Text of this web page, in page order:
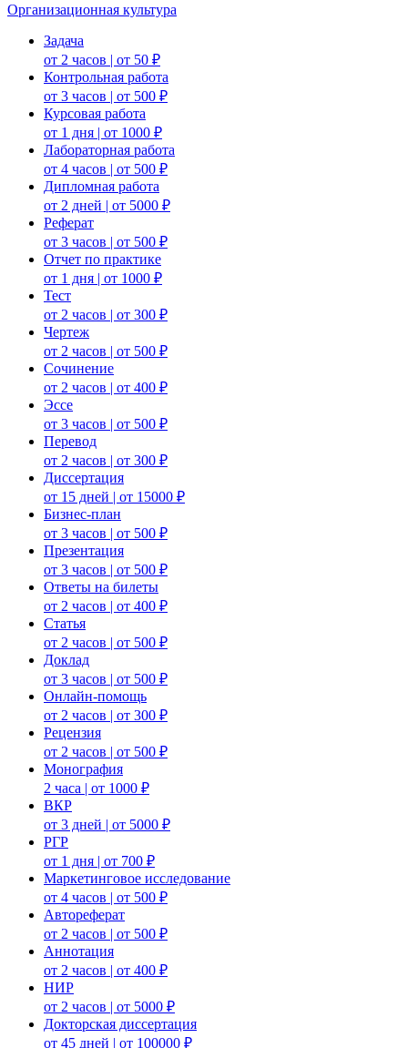
Организационная культура
Задача
от 2 часов | от 50 ₽
Контрольная работа
от 3 часов | от 500 ₽
Курсовая работа
от 1 дня | от 1000 ₽
Лабораторная работа
от 4 часов | от 500 ₽
Дипломная работа
от 2 дней | от 5000 ₽
Реферат
от 3 часов | от 500 ₽
Отчет по практике
от 1 дня | от 1000 ₽
Тест
от 2 часов | от 300 ₽
Чертеж
от 2 часов | от 500 ₽
Сочинение
от 2 часов | от 400 ₽
Эссе
от 3 часов | от 500 ₽
Перевод
от 2 часов | от 300 ₽
Диссертация
от 15 дней | от 15000 ₽
Бизнес-план
от 3 часов | от 500 ₽
Презентация
от 3 часов | от 500 ₽
Ответы на билеты
от 2 часов | от 400 ₽
Статья
от 2 часов | от 500 ₽
Доклад
от 3 часов | от 500 ₽
Онлайн-помощь
от 2 часов | от 300 ₽
Рецензия
от 2 часов | от 500 ₽
Монография
2 часа | от 1000 ₽
ВКР
от 3 дней | от 5000 ₽
РГР
от 1 дня | от 700 ₽
Маркетинговое исследование
от 4 часов | от 500 ₽
Автореферат
от 2 часов | от 500 ₽
Аннотация
от 2 часов | от 400 ₽
НИР
от 2 часов | от 5000 ₽
Докторская диссертация
от 45 дней | от 100000 ₽